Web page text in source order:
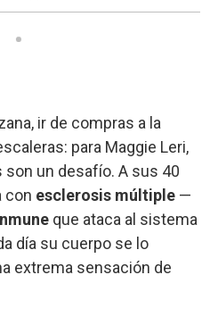
ir de compras a la
para Maggie Leri,
son un desafío. A sus 40
con esclerosis múltiple —
que ataca al sistema
día su cuerpo se lo
extrema sensación de